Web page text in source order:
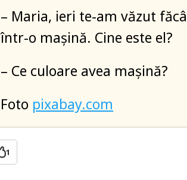
– Maria, ieri te-am văzut
într-o mașină. Cine este el?
– Ce culoare avea mașină?
Foto pixabay.com
1